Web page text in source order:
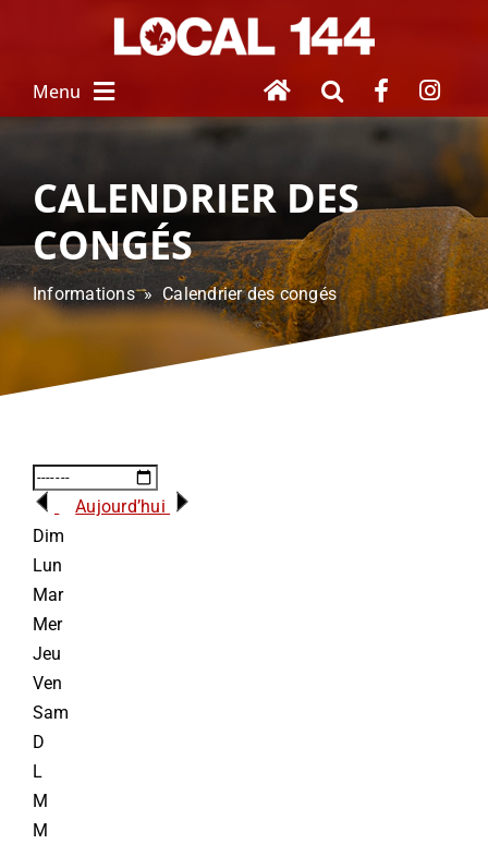
Menu
NOUVEAU SALARIÉ
SERVICES AUX MEMBRES
FEMMES UNIES
INFORMATIONS
NOUS JOINDRE
CALENDRIER DES
CONGÉS
Informations » Calendrier des congés
Aujourd’hui
Dim
Lun
Mar
Mer
Jeu
Ven
Sam
D
L
M
M